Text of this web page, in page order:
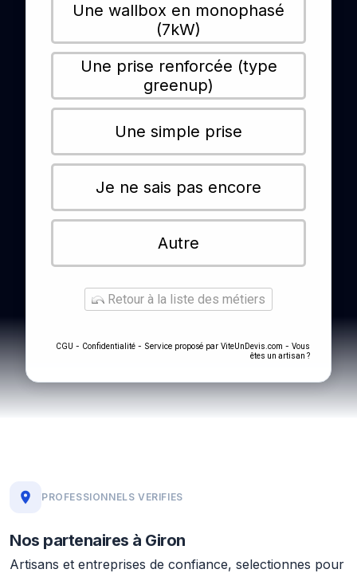
Une wallbox en monophasé
(7kW)
Une prise renforcée (type
greenup)
Une simple prise
Je ne sais pas encore
Autre
Retour à la liste des métiers
CGU - Confidentialité - Service proposé par ViteUnDevis.com - Vous
êtes un artisan ?
PROFESSIONNELS VERIFIES
Nos partenaires à Giron
Artisans et entreprises de confiance, selectionnes pour